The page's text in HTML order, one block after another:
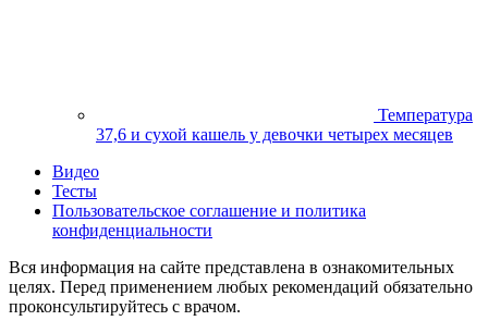
Температура
37,6 и сухой кашель у девочки четырех месяцев
Видео
Тесты
Пользовательское соглашение и политика
конфиденциальности
Вся информация на сайте представлена в ознакомительных
целях. Перед применением любых рекомендаций обязательно
проконсультируйтесь с врачом.